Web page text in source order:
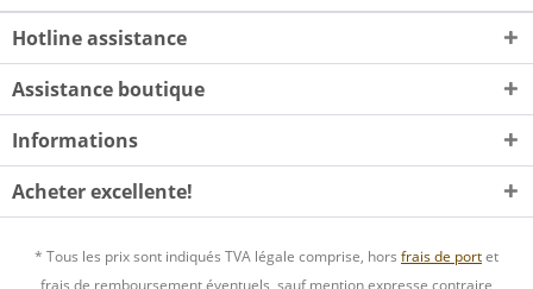
Hotline assistance
Assistance boutique
Informations
Acheter excellente!
* Tous les prix sont indiqués TVA légale comprise, hors frais de portet